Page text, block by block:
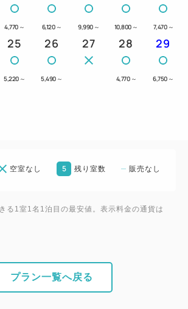
4,770 ～ 6,120 ～ 9,990 ～ 10,800 ～ 7,470 ～
25
5,220 ～
26
5,490 ～
27 28
4,770 ～
29
6,750 ～
空室なし 5 残り室数 販売なし
る1室1名1泊目の最安値。表示料金の通貨は
プラン一覧へ戻る